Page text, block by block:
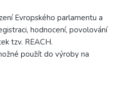
Evropského parlamentu a
hodnocení, povolování
tzv. REACH.
použít do výroby na